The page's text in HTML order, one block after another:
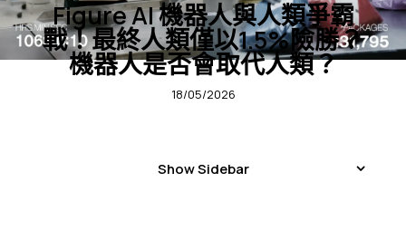
Figure AI 機器人與人類爭霸
戰！最終人類僅以1.5%險勝？
機器人是否會取代人類？
18/05/2026
Show Sidebar